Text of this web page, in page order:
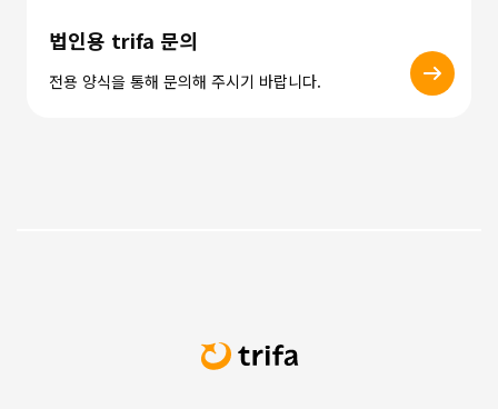
법인용 trifa 문의
전용 양식을 통해 문의해 주시기 바랍니다.